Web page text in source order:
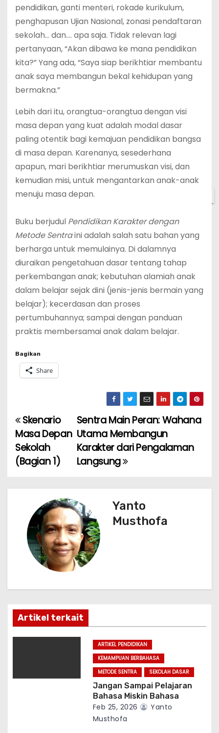
pendidikan, ganti menteri, rokade kurikulum,
penghapusan Ujian Nasional, zonasi pendaftaran
sekolah… dan…. apa saja. Tidak relevan lagi
pertanyaan, “Akan dibawa ke mana pendidikan
kita?” Yang ada, “Saya siap berikhtiar membantu
anak saya membangun bekal kehidupan yang
bermakna.”
Lebih dari itu, orangtua-orangtua dengan visi
masa depan yang kuat adalah modal dasar
paling otentik bagi kemajuan pendidikan bangsa
di masa depan. Karenanya, sesederhana
apapun, mari berikhtiar merumuskan visi, dan
kemudian misi, untuk mengantarkan anak-anak
menuju masa depan.
Buku berjudul Pendidikan Karakter dengan
Metode Sentraini adalah salah satu bahan yang
berharga untuk memulainya. Di dalamnya
diuraikan pengetahuan dasar tentang tahap
perkembangan anak; kebutuhan alamiah anak
dalam belajar sejak dini (jenis-jenis bermain yang
belajar); kecerdasan dan proses
pertumbuhannya; sampai dengan panduan
praktis membersamai anak dalam belajar.
Bagikan
Share
P
o
s
t
g
a
t
Sentra Main Peran: Wahana
Utama Membangun
Karakter dari Pengalaman
Langsung
Skenario
Masa Depan
Sekolah
(Bagian 1)
Yanto
Musthofa
Artikel terkait
ARTIKEL PENDIDIKAN
KEMAMPUAN BERBAHASA
METODE SENTRA
SEKOLAH DASAR
Jangan Sampai Pelajaran
Bahasa Miskin Bahasa
Feb 25, 2026
Yanto
Musthofa